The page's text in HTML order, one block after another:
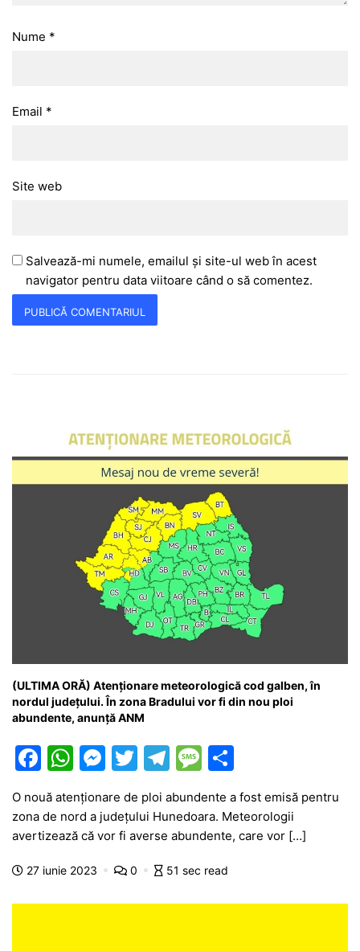
Nume *
Email *
Site web
Salvează-mi numele, emailul și site-ul web în acest
navigator pentru data viitoare când o să comentez.
(ULTIMA ORĂ) Atenționare meteorologică cod galben, în
nordul județului. În zona Bradului vor fi din nou ploi
abundente, anunță ANM
F
c
e
b
o
W
at
s
A
p
M
s
s
e
g
T
itt
er
T
e
gr
a
m
M
s
s
a
g
e
ta
je
ă
O nouă atenționare de ploi abundente a fost emisă pentru
zona de nord a județului Hunedoara. Meteorologii
avertizează că vor fi averse abundente, care vor […]
27 iunie 2023 0 51 sec read